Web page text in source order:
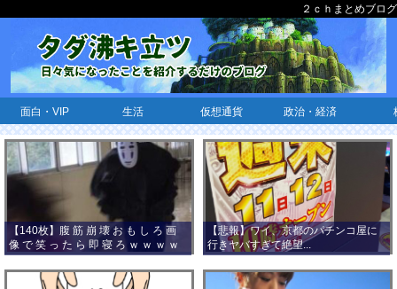
２ｃｈまとめブログ
面白・VIP 生活 仮想通貨 政治・経済
【140枚】腹 筋 崩 壊 お も し ろ 画
像 で 笑 っ た ら 即 寝 ろ ｗ ｗ ｗ ｗ
ｗ ｗ ｗ ｗ ｗ ｗ ｗ ｗ
【悲報】ワイ、京都のパチンコ屋に
行きヤバすぎて絶望...